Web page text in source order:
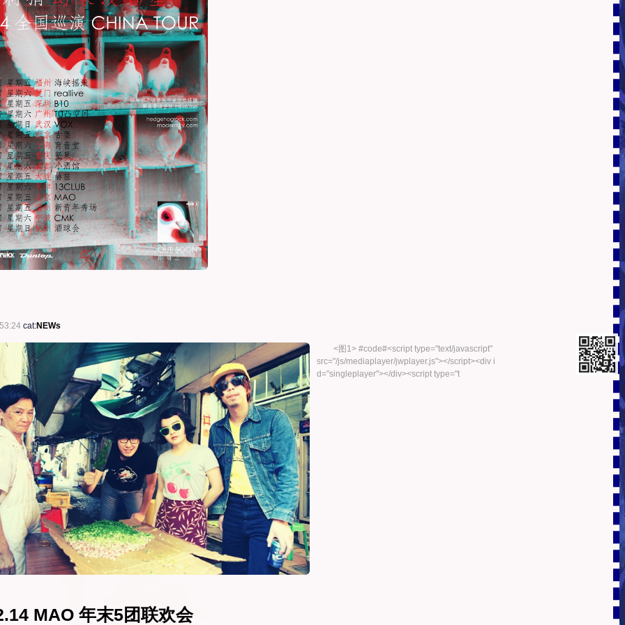
cat:NEWs
<图1> #code#<script type="text/javascript"
src="/js/mediaplayer/jwplayer.js"></script><div i
d="singleplayer"></div><script type="t
MAO 年末5团联欢会